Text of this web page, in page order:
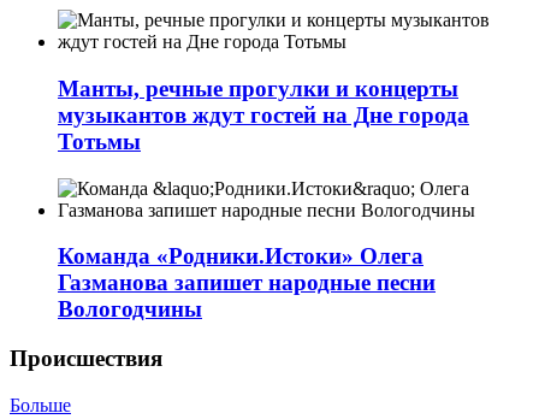
Манты, речные прогулки и концерты
музыкантов ждут гостей на Дне города
Тотьмы
Команда «Родники.Истоки» Олега
Газманова запишет народные песни
Вологодчины
Происшествия
Больше